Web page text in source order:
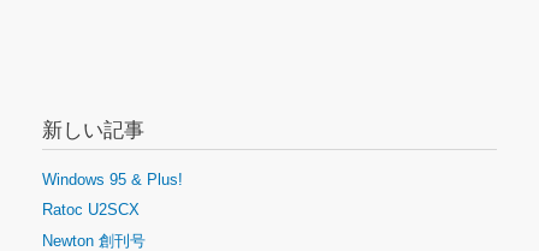
新しい記事
Windows 95 & Plus!
Ratoc U2SCX
Newton 創刊号